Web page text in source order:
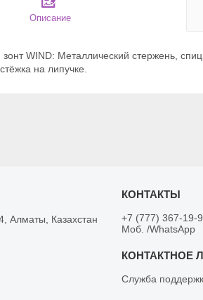
Описание
зонт WIND: Металлический стержень,
на липучке.
Алматы, Казахстан
+7 (777) 367-19-
Моб. /WhatsApp
Служба